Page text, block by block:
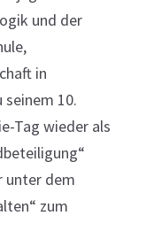
und der
in
seinem 10.
Tag wieder als
unter dem
zum